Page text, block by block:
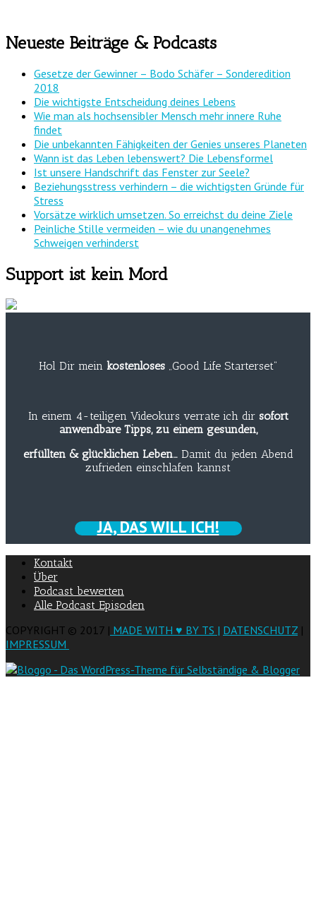
Neueste Beiträge & Podcasts
Gesetze der Gewinner – Bodo Schäfer – Sonderedition
2018
Die wichtigste Entscheidung deines Lebens
Wie man als hochsensibler Mensch mehr innere Ruhe
findet
Die unbekannten Fähigkeiten der Genies unseres Planeten
Wann ist das Leben lebenswert? Die Lebensformel
Ist unsere Handschrift das Fenster zur Seele?
Beziehungsstress verhindern – die wichtigsten Gründe für
Stress
Vorsätze wirklich umsetzen. So erreichst du deine Ziele
Peinliche Stille vermeiden – wie du unangenehmes
Schweigen verhinderst
Support ist kein Mord
Hol Dir mein kostenloses „Good Life Starterset“
In einem 4-teiligen Videokurs verrate ich dir sofort
anwendbare Tipps, zu einem gesunden,
erfüllten & glücklichen Leben…Damit du jeden Abend
zufrieden einschlafen kannst
JA, DAS WILL ICH!
Kontakt
Über
Podcast bewerten
Alle Podcast Episoden
COPYRIGHT © 2017 | MADE WITH ♥ BY TS | DATENSCHUTZ |
IMPRESSUM